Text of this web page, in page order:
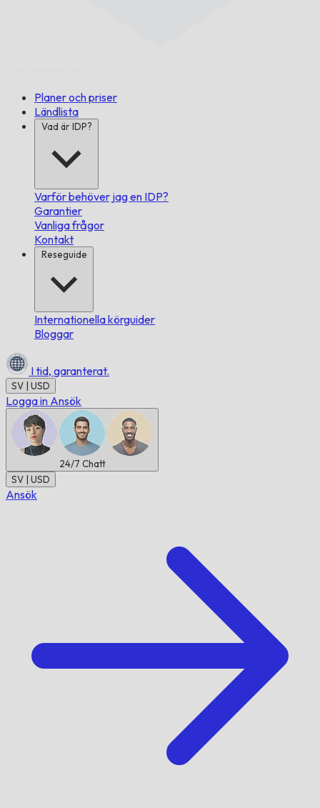
Planer och priser
Ländlista
Vad är IDP?
Varför behöver jag en IDP?
Garantier
Vanliga frågor
Kontakt
Reseguide
Internationella körguider
Bloggar
I tid, garanterat.
SV | USD
Logga in Ansök
24/7 Chatt
SV | USD
Ansök